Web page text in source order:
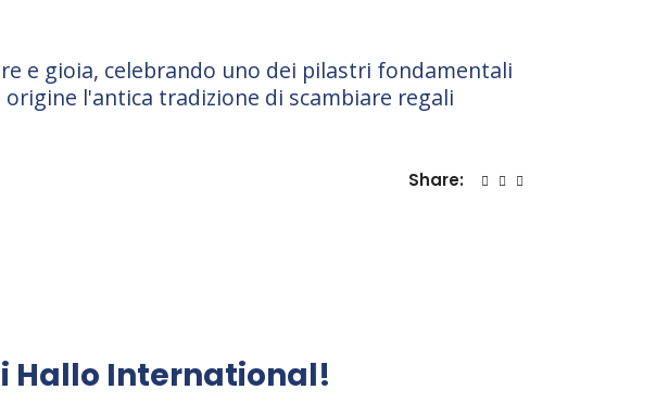
e gioia, celebrando uno dei pilastri fondamentali
l'antica tradizione di scambiare regali
Share:
Hallo International!